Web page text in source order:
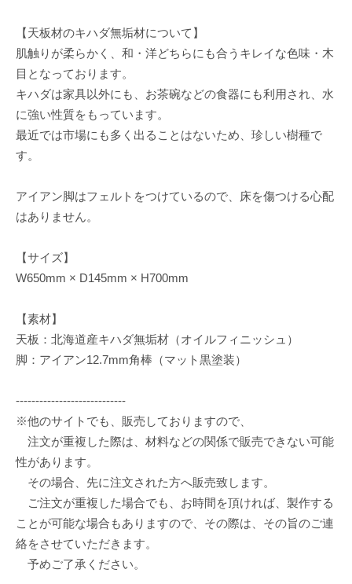
【天板材のキハダ無垢材について】
肌触りが柔らかく、和・洋どちらにも合うキレイな色味・木
目となっております。
キハダは家具以外にも、お茶碗などの食器にも利用され、水
に強い性質をもっています。
最近では市場にも多く出ることはないため、珍しい樹種で
す。
アイアン脚はフェルトをつけているので、床を傷つける心配
はありません。
【サイズ】
W650mm × D145mm × H700mm
【素材】
天板：北海道産キハダ無垢材（オイルフィニッシュ）
脚：アイアン12.7mm角棒（マット黒塗装）
----------------------------
※他のサイトでも、販売しておりますので、
注文が重複した際は、材料などの関係で販売できない可能
性があります。
その場合、先に注文された方へ販売致します。
ご注文が重複した場合でも、お時間を頂ければ、製作する
ことが可能な場合もありますので、その際は、その旨のご連
絡をさせていただきます。
予めご了承ください。